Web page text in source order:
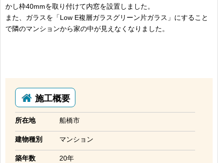
かし枠40mmを取り付けて内窓を設置しました。
また、ガラスを「Low E複層ガラスグリーン片ガラス」にすること
で隣のマンションから家の中が見えなくなりました。
施工概要
所在地 船橋市
建物種別 マンション
築年数 20年